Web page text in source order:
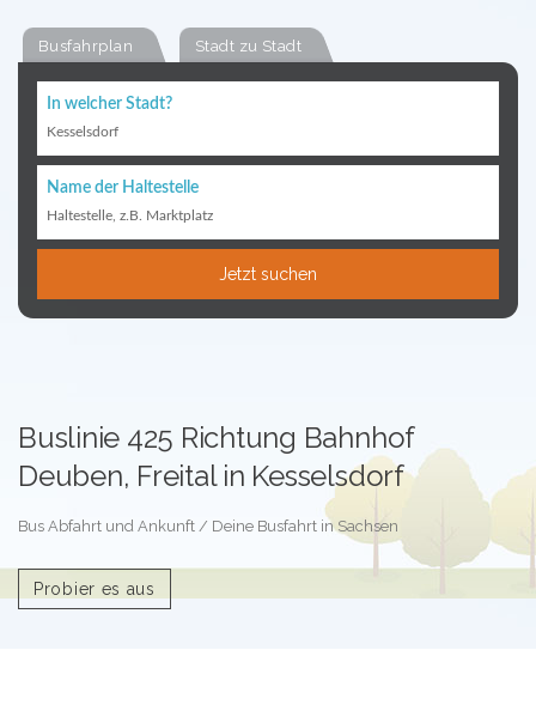
Busfahrplan Stadt zu Stadt
In welcher Stadt?
Kesselsdorf
Name der Haltestelle
Haltestelle, z.B. Marktplatz
Jetzt suchen
Buslinie 425 Richtung Bahnhof
Deuben, Freital in Kesselsdorf
Bus Abfahrt und Ankunft / Deine Busfahrt in Sachsen
Probier es aus